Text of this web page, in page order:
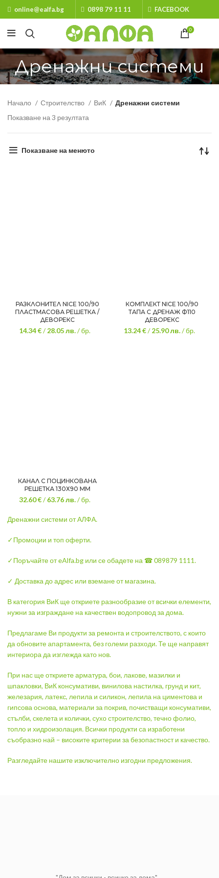
online@ealfa.bg 0898 79 11 11 FACEBOOK
0
Дренажни системи
Начало Строителство ВиК
Дренажни системи
Показване на 3 резултата
Показване на менюто
РАЗКЛОНИТЕЛ NICE 100/90
ПЛАСТМАСОВА РЕШЕТКА /
ДЕВОРЕКС
14.34 €/28.05лв./ бр.
КОМПЛЕКТ NICE 100/90
ТАПА С ДРЕНАЖ Ф110
ДЕВОРЕКС
13.24 €/25.90лв./ бр.
КАНАЛ С ПОЦИНКОВАНА
РЕШЕТКА 130Х90 ММ
32.60 €/63.76лв./ бр.
Дренажни системи от АЛФА.
✓Промоции и топ оферти.
✓Поръчайте от eAlfa.bg или се обадете на ☎ 089879 1111.
✓ Доставка до адрес или вземане от магазина.
В категория ВиК ще откриете разнообразие от всички елементи,
нужни за изграждане на качествен водопровод за дома.
Предлагаме Ви продукти за ремонта и строителството, с които
да обновите апартамента, без големи разходи. Те ще направят
интериора да изглежда като нов.
При нас ще откриете арматура, бои, лакове, мазилки и
шпакловки, ВиК консумативи, винилова настилка, грунд и кит,
железария, латекс, лепила и силикон, лепила на циментова и
гипсова основа, материали за покрив, почистващи консумативи,
стълби, скелета и колички, сухо строителство, течно фолио,
топло и хидроизолация. Всички продукти са изработени
съобразно най – високите критерии за безопастност и качество.
Разгледайте нашите изключително изгодни предложения.